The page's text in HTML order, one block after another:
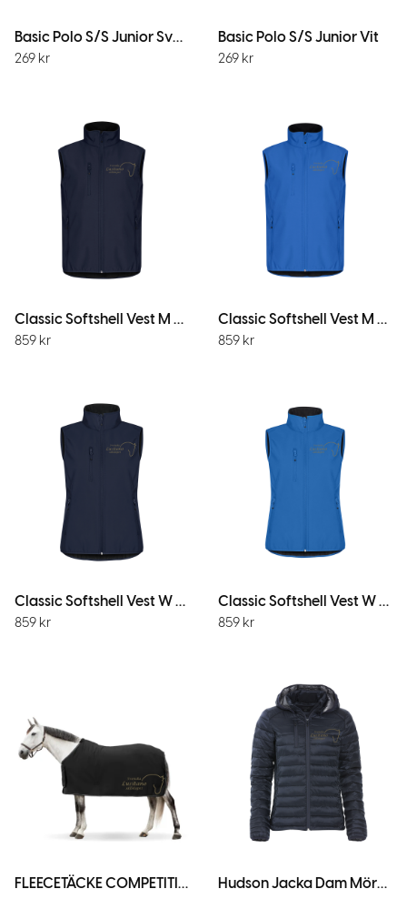
Basic Polo S/S Junior Svart
269 kr
Basic Polo S/S Junior Vit
269 kr
Classic Softshell Vest M M.Marin
859 kr
Classic Softshell Vest M Royal
859 kr
Classic Softshell Vest W M.Marin
859 kr
Classic Softshell Vest W Royal
859 kr
FLEECETÄCKE COMPETITION Svart Hudson Jacka Dam MörkMarin